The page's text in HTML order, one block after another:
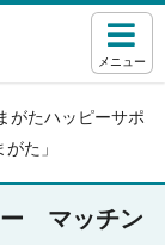
メニュー
がたハッピーサポ
た」
ー マッチン